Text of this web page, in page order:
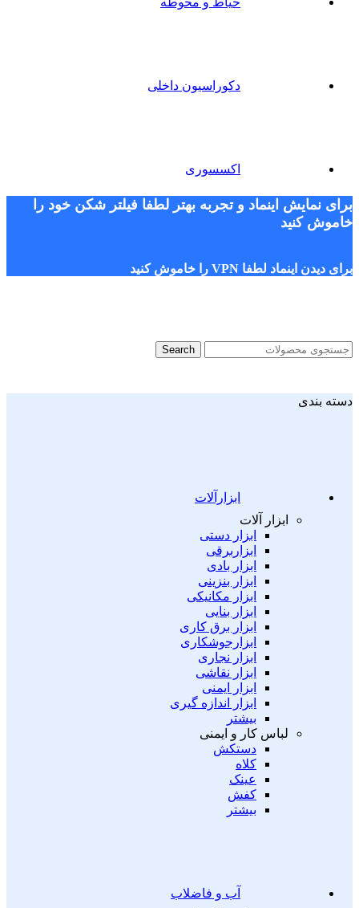
دکوراسیون داخلی
اکسسوری
برای نمایش اینماد و تجربه بهتر لطفا فیلتر شکن خود را
خاموش کنید
برای دیدن اینماد لطفا VPN را خاموش کنید
Search
دسته بندی
ابزارآلات
ابزار آلات
ابزار دستی
ابزاربرقی
ابزار بادی
ابزار بنزینی
ابزار مکانیکی
ابزار بنایی
ابزار برق کاری
ابزارجوشکاری
ابزار نجاری
ابزار نقاشی
ابزار ایمنی
ابزار اندازه گیری
بیشتر
لباس کار و ایمنی
دستکش
کلاه
عینک
کفش
بیشتر
آب و فاضلاب